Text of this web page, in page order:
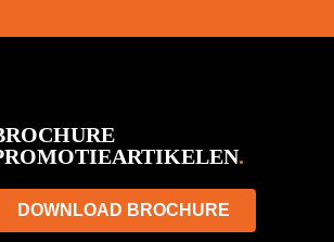
.
DOWNLOAD BROCHURE